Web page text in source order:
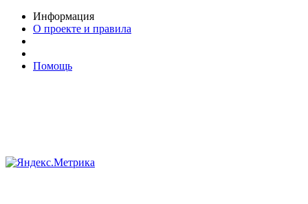
Информация
О проекте и правила
Помощь